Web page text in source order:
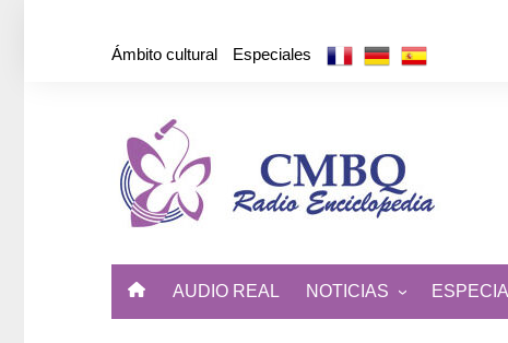
Ámbito cultural Especiales
AUDIO REAL NOTICIAS